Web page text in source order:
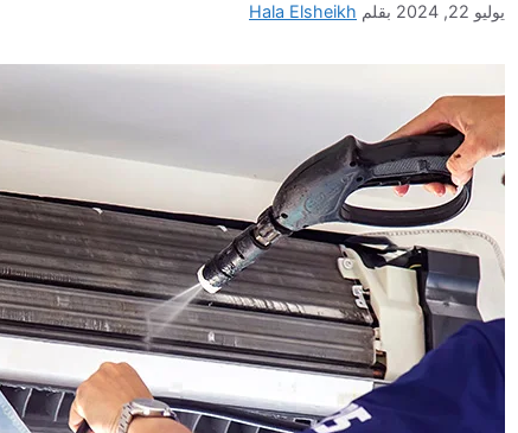
يوليو 22, 2024 بقلم Hala Elsheikh